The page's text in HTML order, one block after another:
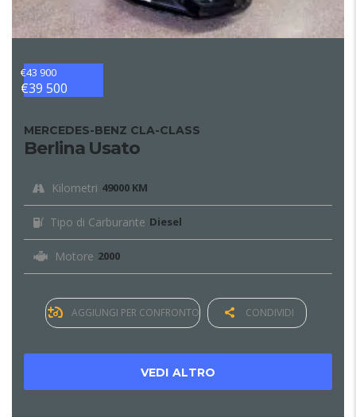
€43 900
€39 500
MERCEDES-BENZ CLA-CLASS
Berlina Usato
Kilometri 49000 KM
Tipo di Carburante Diesel
Motore 2000
AGGIUNGI PER CONFRONTO CONDIVIDI
VEDI ALTRO